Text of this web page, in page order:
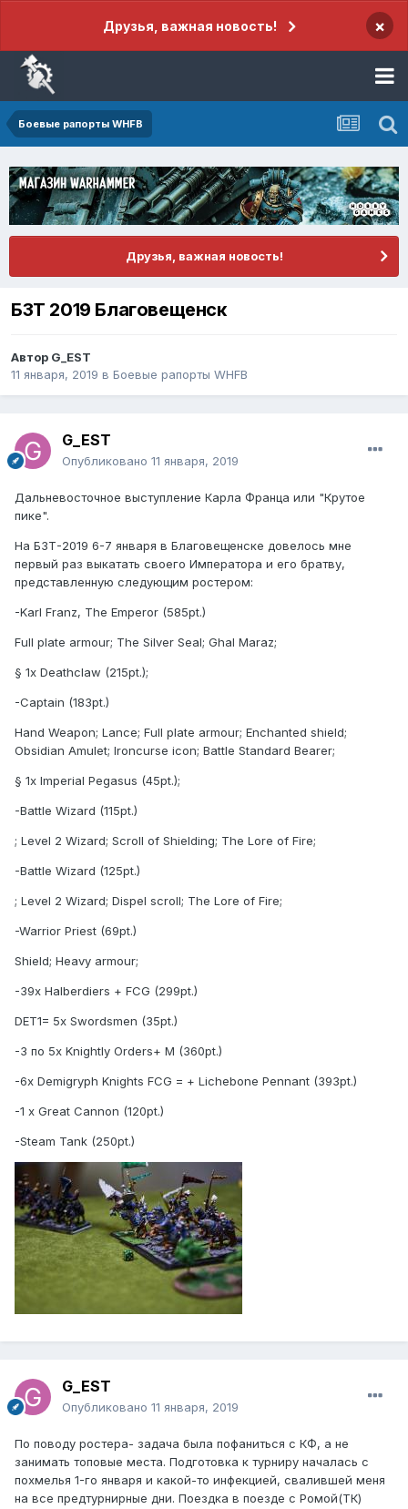
Друзья, важная новость! ×
Боевые рапорты WHFB
Друзья, важная новость!
БЗТ 2019 Благовещенск
Автор G_EST
11 января, 2019 в Боевые рапорты WHFB
G_EST
Опубликовано 11 января, 2019
Дальневосточное выступление Карла Франца или "Крутое
пике".
На БЗТ-2019 6-7 января в Благовещенске довелось мне
первый раз выкатать своего Императора и его братву,
представленную следующим ростером:
-Karl Franz, The Emperor (585pt.)
Full plate armour; The Silver Seal; Ghal Maraz;
§ 1x Deathclaw (215pt.);
-Captain (183pt.)
Hand Weapon; Lance; Full plate armour; Enchanted shield;
Obsidian Amulet; Ironcurse icon; Battle Standard Bearer;
§ 1x Imperial Pegasus (45pt.);
-Battle Wizard (115pt.)
; Level 2 Wizard; Scroll of Shielding; The Lore of Fire;
-Battle Wizard (125pt.)
; Level 2 Wizard; Dispel scroll; The Lore of Fire;
-Warrior Priest (69pt.)
Shield; Heavy armour;
-39x Halberdiers + FCG (299pt.)
DET1= 5x Swordsmen (35pt.)
-3 по 5x Knightly Orders+ M (360pt.)
-6x Demigryph Knights FCG = + Lichebone Pennant (393pt.)
-1 x Great Cannon (120pt.)
-Steam Tank (250pt.)
G_EST
Опубликовано 11 января, 2019
По поводу ростера- задача была пофаниться с КФ, а не
занимать топовые места. Подготовка к турниру началась с
похмелья 1-го января и какой-то инфекцией, свалившей меня
на все предтурнирные дни. Поездка в поезде с Ромой(ТК)